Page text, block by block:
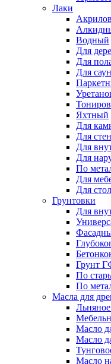
Лаки
Водный
Для
Для
Для
Яхтный
Для
Для стен
Для
Для
По
Для
Для
Грунтовки
Для
Грунт
По
По
Масла для
Масло
Масло
Масло